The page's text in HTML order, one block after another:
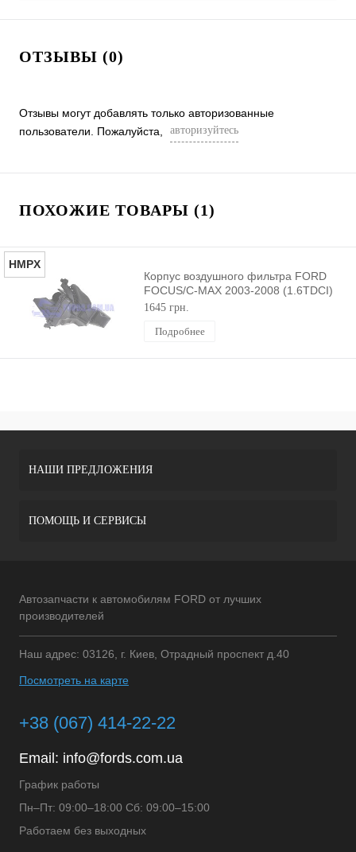
ОТЗЫВЫ (0)
Отзывы могут добавлять только авторизованные
пользователи. Пожалуйста,
авторизуйтесь
ПОХОЖИЕ ТОВАРЫ (1)
HMPX
Корпус воздушного фильтра FORD
FOCUS/C-MAX 2003-2008 (1.6TDCI)
HMPX
1645 грн.
Подробнее
НАШИ ПРЕДЛОЖЕНИЯ
ПОМОЩЬ И СЕРВИСЫ
Автозапчасти к автомобилям FORD от лучших
производителей
Наш адрес: 03126, г. Киев, Отрадный проспект д.40
Посмотреть на карте
+38 (067) 414-22-22
Email: info@fords.com.ua
График работы
Пн–Пт: 09:00–18:00 Сб: 09:00–15:00
Работаем без выходных